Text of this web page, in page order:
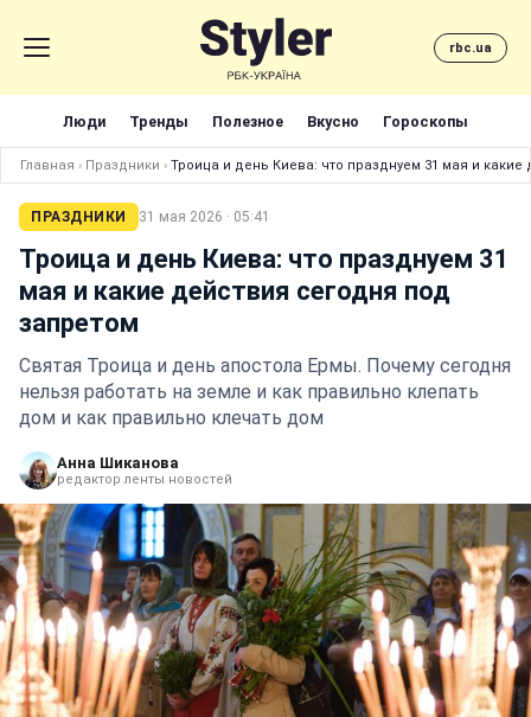
rbc.ua
Люди Тренды Полезное Вкусно Гороскопы
Главная › Праздники › Троица и день Киева: что празднуем 31 мая и
ПРАЗДНИКИ 31 мая 2026 · 05:41
Троица и день Киева: что празднуем 31
мая и какие действия сегодня под
запретом
Святая Троица и день апостола Ермы. Почему сегодня
нельзя работать на земле и как правильно клепать
дом и как правильно клечать дом
Анна Шиканова
редактор ленты новостей